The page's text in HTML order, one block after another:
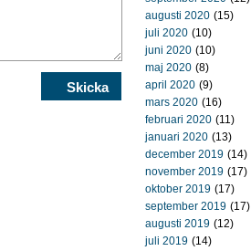
augusti 2020 (15)
juli 2020 (10)
juni 2020 (10)
maj 2020 (8)
april 2020 (9)
mars 2020 (16)
februari 2020 (11)
januari 2020 (13)
december 2019 (14)
november 2019 (17)
oktober 2019 (17)
september 2019 (17)
augusti 2019 (12)
juli 2019 (14)